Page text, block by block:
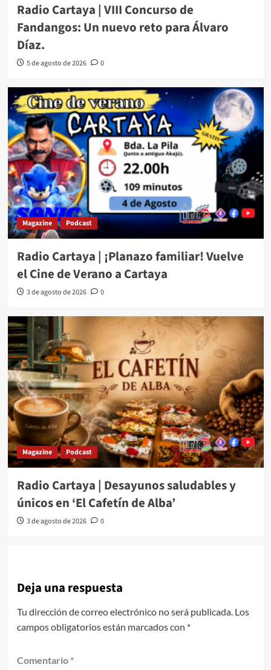
Radio Cartaya | VIII Concurso de
Fandangos: Un nuevo reto para Álvaro
Díaz.
5 de agosto de 2026 0
Magazine Podcast
Radio Cartaya | ¡Planazo familiar! Vuelve
el Cine de Verano a Cartaya
3 de agosto de 2026 0
Magazine Podcast
Radio Cartaya | Desayunos saludables y
únicos en ‘El Cafetín de Alba’
3 de agosto de 2026 0
Deja una respuesta
Tu dirección de correo electrónico no será publicada. Los
campos obligatorios están marcados con *
Comentario *